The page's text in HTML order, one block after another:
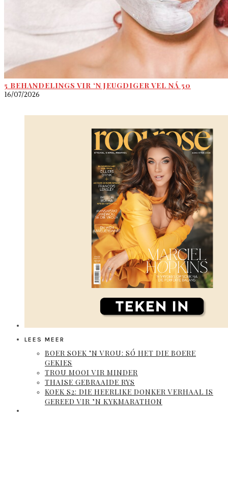
5 BEHANDELINGS VIR ‘N JEUGDIGER VEL NÁ 50
16/07/2026
LEES MEER
BOER SOEK ‘N VROU: SÓ HET DIE BOERE
GEKIES
TROU MOOI VIR MINDER
THAISE GEBRAAIDE RYS
KOEK S2: DIE HEERLIKE DONKER VERHAAL IS
GEREED VIR ’N KYKMARATHON